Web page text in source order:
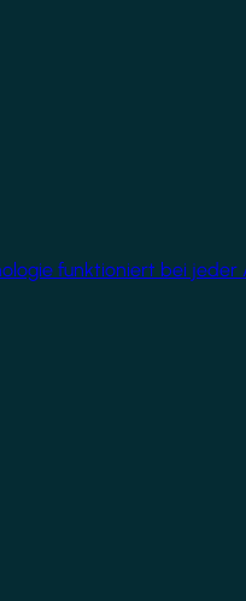
funktioniert bei jeder